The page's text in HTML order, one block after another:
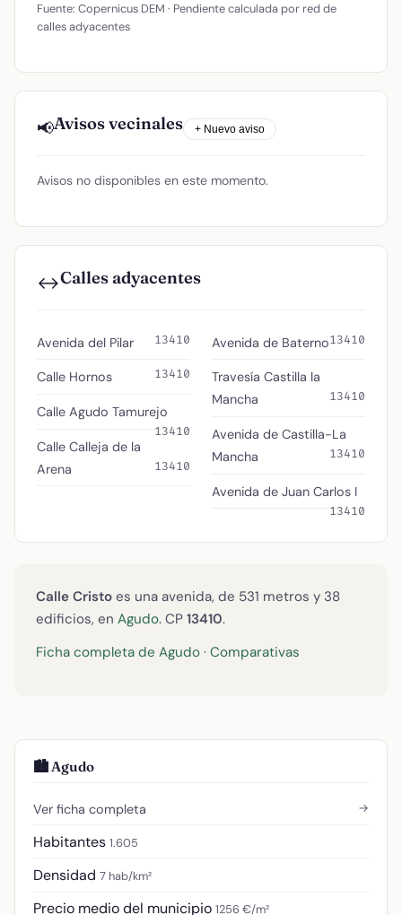
Fuente: Copernicus DEM · Pendiente calculada por red de
calles adyacentes
📢Avisos vecinales + Nuevo aviso
Avisos no disponibles en este momento.
↔️Calles adyacentes
Avenida del Pilar 13410
Calle Hornos 13410
Calle Agudo Tamurejo
13410
Calle Calleja de la
Arena
13410
Avenida de Baterno13410
Travesía Castilla la
Mancha
13410
Avenida de Castilla-La
Mancha
13410
Avenida de Juan Carlos I
13410
Calle Cristo es una avenida, de 531 metros y 38
edificios, en Agudo. CP 13410.
Ficha completa de Agudo · Comparativas
🏙️ Agudo
Ver ficha completa →
Habitantes 1.605
Densidad 7 hab/km²
Precio medio del municipio 1256 €/m²